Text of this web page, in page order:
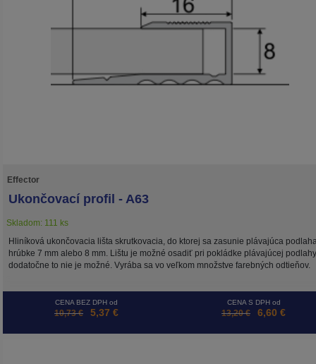
Effector
Ukončovací profil - A63
Skladom: 111 ks
Hliníková ukončovacia lišta skrutkovacia, do ktorej sa zasunie plávajúca
hrúbke 7 mm alebo 8 mm. Lištu je možné osadiť pri pokládke plávajúcej
dodatočne to nie je možné. Vyrába sa vo veľkom množstve farebných odtieňov.
CENA BEZ DPH od
10,73 € 5,37 €
CENA S DPH od
13,20 € 6,60 €